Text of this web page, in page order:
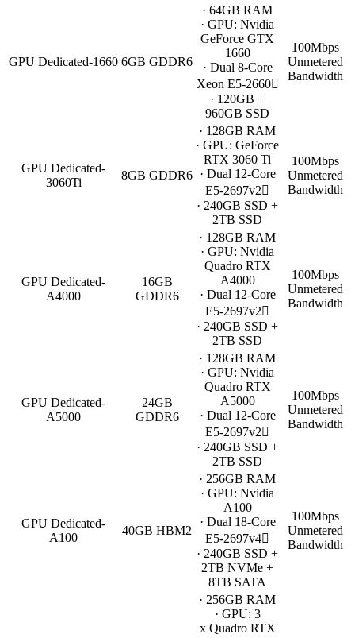
GPU Dedicated-1660 6GB GDDR6
· 64GB RAM
· GPU: Nvidia
GeForce GTX
1660
· Dual 8-Core
Xeon E5-2660
· 120GB +
960GB SSD
100Mbps
Unmetered
Bandwidth
GPU Dedicated-
3060Ti
8GB GDDR6
· 128GB RAM
· GPU: GeForce
RTX 3060 Ti
· Dual 12-Core
E5-2697v2
· 240GB SSD +
2TB SSD
100Mbps
Unmetered
Bandwidth
GPU Dedicated-
A4000
16GB
GDDR6
· 128GB RAM
· GPU: Nvidia
Quadro RTX
A4000
· Dual 12-Core
E5-2697v2
· 240GB SSD +
2TB SSD
100Mbps
Unmetered
Bandwidth
GPU Dedicated-
A5000
24GB
GDDR6
· 128GB RAM
· GPU: Nvidia
Quadro RTX
A5000
· Dual 12-Core
E5-2697v2
· 240GB SSD +
2TB SSD
100Mbps
Unmetered
Bandwidth
GPU Dedicated-
A100
40GB HBM2
· 256GB RAM
· GPU: Nvidia
A100
· Dual 18-Core
E5-2697v4
· 240GB SSD +
2TB NVMe +
8TB SATA
100Mbps
Unmetered
Bandwidth
· 256GB RAM
· GPU: 3
x Quadro RTX